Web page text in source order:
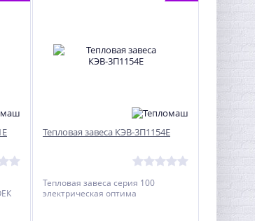
Тепловая завеса КЭВ-3П1154Е
Тепловая завеса серия 100
электрическая оптима